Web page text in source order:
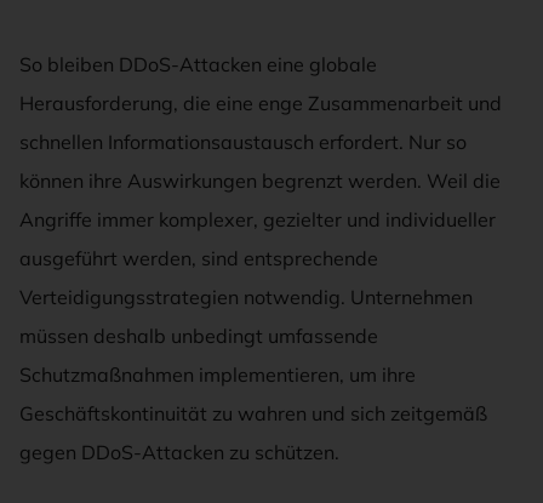
So bleiben DDoS-Attacken eine globale
Herausforderung, die eine enge Zusammenarbeit und
schnellen Informationsaustausch erfordert. Nur so
können ihre Auswirkungen begrenzt werden. Weil die
Angriffe immer komplexer, gezielter und individueller
ausgeführt werden, sind entsprechende
Verteidigungsstrategien notwendig. Unternehmen
müssen deshalb unbedingt umfassende
Schutzmaßnahmen implementieren, um ihre
Geschäftskontinuität zu wahren und sich zeitgemäß
gegen DDoS-Attacken zu schützen.